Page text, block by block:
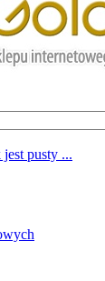
pusty ...